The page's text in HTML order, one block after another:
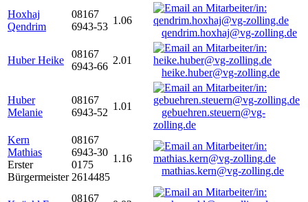
Hoxhaj
Qendrim
08167
6943-53
1.06
qendrim.hoxhaj@vg-zolling.de
Huber Heike
08167
6943-66
2.01
heike.huber@vg-zolling.de
Huber
Melanie
08167
6943-52
1.01
gebuehren.steuern@vg-
zolling.de
Kern
Mathias
Erster
Bürgermeister
08167
6943-30
0175
2614485
1.16
mathias.kern@vg-zolling.de
08167